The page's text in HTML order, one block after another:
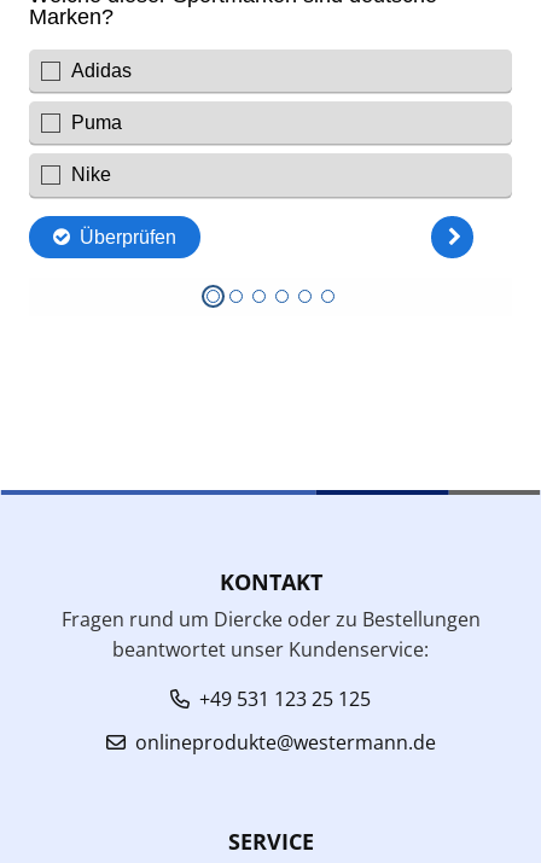
KONTAKT
Fragen rund um Diercke oder zu Bestellungen
beantwortet unser Kundenservice:
+49 531 123 25 125
onlineprodukte@westermann.de
SERVICE